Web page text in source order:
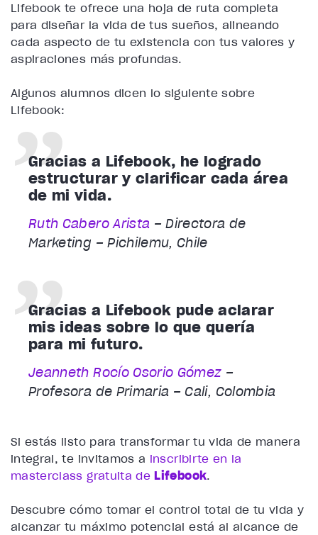
Lifebook te ofrece una hoja de ruta completa
para diseñar la vida de tus sueños, alineando
cada aspecto de tu existencia con tus valores y
aspiraciones más profundas.
Algunos alumnos dicen lo siguiente sobre
Lifebook:
Gracias a Lifebook, he logrado
estructurar y clarificar cada área
de mi vida.
Ruth Cabero Arista – Directora de
Marketing – Pichilemu, Chile
Gracias a Lifebook pude aclarar
mis ideas sobre lo que quería
para mi futuro.
Jeanneth Rocío Osorio Gómez –
Profesora de Primaria – Cali, Colombia
Si estás listo para transformar tu vida de manera
integral, te invitamos a inscribirte en la
masterclass gratuita deLifebook.
Descubre cómo tomar el control total de tu vida y
alcanzar tu máximo potencial está al alcance de